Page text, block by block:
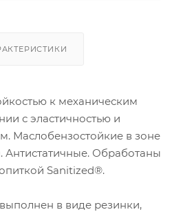
к механическим
с эластичностью и
Маслобензостойкие в зоне
Антистатичные. Обработаны
Sanitized®.
в виде резинки,